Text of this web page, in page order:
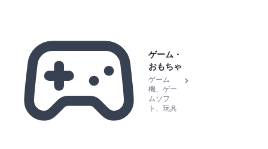
ゲーム・
おもちゃ
ゲーム
機、ゲー
ムソフ
ト、玩具